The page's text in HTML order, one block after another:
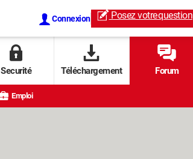
Connexion Posez votrequestion
Securité Téléchargement Forum
Emploi